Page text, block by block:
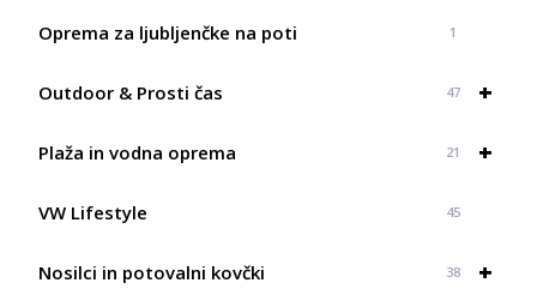
Oprema za ljubljenčke na poti 1
+
Outdoor & Prosti čas 47
+
Plaža in vodna oprema 21
VW Lifestyle 45
+
Nosilci in potovalni kovčki 38